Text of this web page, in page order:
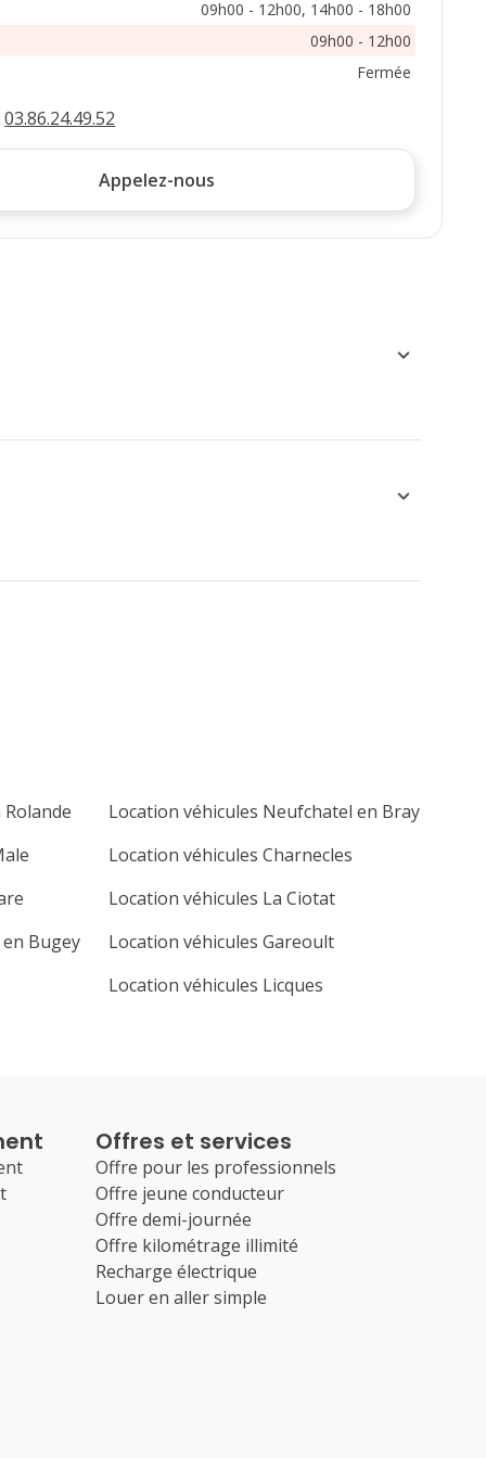
09h00 - 12h00, 14h00 - 18h00
09h00 - 12h00
Fermée
03.86.24.49.52
Appelez-nous
Location véhicules Neufchatel en Bray
Location véhicules Charnecles
Location véhicules La Ciotat
Bugey
Location véhicules Gareoult
Location véhicules Licques
Offres et services
Offre pour les professionnels
Offre jeune conducteur
Offre demi-journée
Offre kilométrage illimité
Recharge électrique
Louer en aller simple